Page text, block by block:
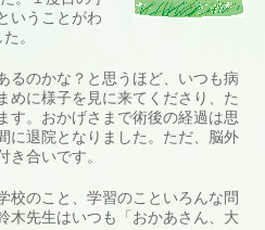
いうことがわ
。
るのかな？と思うほど、いつも病
めに様子を見に来てくださり、た
す。おかげさまで術後の経過は思
に退院となりました。ただ、脳外
き合いです。
校のこと、学習のこといろんな問
木先生はいつも「おかあさん、大